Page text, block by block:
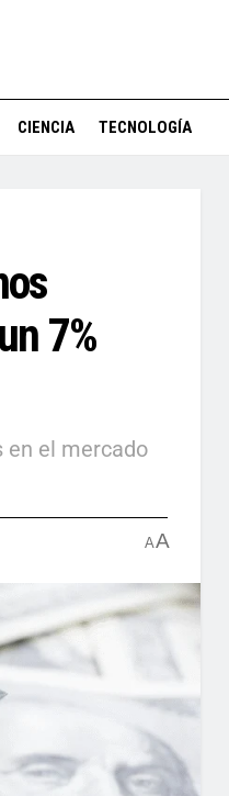
CIENCIA TECNOLOGÍA
7%
en el mercado
AA